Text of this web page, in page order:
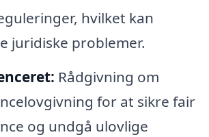
hvilket kan
juridiske problemer.
Rådgivning om
for at sikre fair
og undgå ulovlige